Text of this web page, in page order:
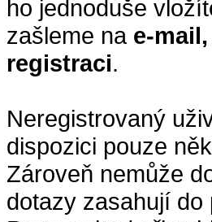
ho jednoduše
zašleme na e-
registraci.
Neregistrovaný
dispozici pouze
Zároveň nemůže
dotazy zasahují